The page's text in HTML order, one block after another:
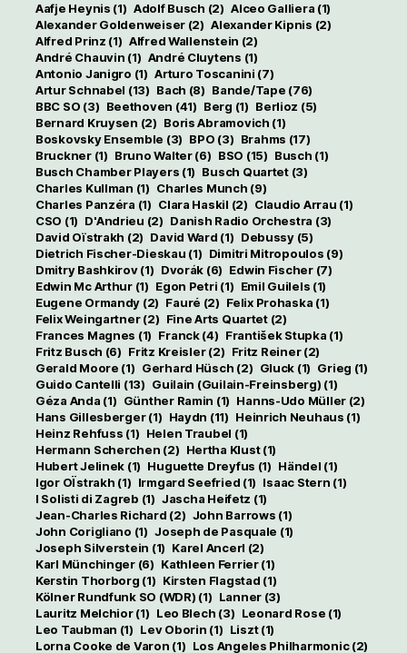
Aafje Heynis (1) Adolf Busch (2) Alceo Galliera (1)
Alexander Goldenweiser (2) Alexander Kipnis (2)
Alfred Prinz (1) Alfred Wallenstein (2)
André Chauvin (1) André Cluytens (1)
Antonio Janigro (1) Arturo Toscanini (7)
Artur Schnabel (13) Bach (8) Bande/Tape (76)
BBC SO (3) Beethoven (41) Berg (1) Berlioz (5)
Bernard Kruysen (2) Boris Abramovich (1)
Boskovsky Ensemble (3) BPO (3) Brahms (17)
Bruckner(1) Bruno Walter(6) BSO (15) Busch (1)
Busch Chamber Players (1) Busch Quartet(3)
Charles Kullman (1) Charles Munch (9)
Charles Panzéra (1) Clara Haskil (2) Claudio Arrau (1)
CSO (1) D'Andrieu (2) Danish Radio Orchestra (3)
David Oïstrakh (2) David Ward (1) Debussy(5)
Dietrich Fischer-Dieskau (1) Dimitri Mitropoulos (9)
Dmitry Bashkirov(1) Dvorák (6) Edwin Fischer(7)
Edwin Mc Arthur(1) Egon Petri (1) Emil Guilels (1)
Eugene Ormandy (2) Fauré (2) Felix Prohaska (1)
Felix Weingartner(2) Fine Arts Quartet(2)
Frances Magnes (1) Franck(4) František Stupka (1)
Fritz Busch (6) Fritz Kreisler(2) Fritz Reiner(2)
Gerald Moore (1) Gerhard Hüsch (2) Gluck (1) Grieg (1)
Guido Cantelli (13) Guilain (Guilain-Freinsberg) (1)
Géza Anda (1) Günther Ramin (1) Hanns-Udo Müller (2)
Hans Gillesberger(1) Haydn (11) Heinrich Neuhaus (1)
Heinz Rehfuss (1) Helen Traubel (1)
Hermann Scherchen (2) Hertha Klust(1)
Hubert Jelinek (1) Huguette Dreyfus (1) Händel (1)
Igor OÏstrakh (1) Irmgard Seefried (1) Isaac Stern (1)
I Solisti di Zagreb (1) Jascha Heifetz (1)
Jean-Charles Richard (2) John Barrows (1)
John Corigliano (1) Joseph de Pasquale (1)
Joseph Silverstein (1) Karel Ancerl (2)
Karl Münchinger(6) Kathleen Ferrier(1)
Kerstin Thorborg (1) Kirsten Flagstad (1)
Kölner Rundfunk SO (WDR) (1) Lanner (3)
Lauritz Melchior(1) Leo Blech (3) Leonard Rose (1)
Leo Taubman (1) Lev Oborin (1) Liszt(1)
Lorna Cooke de Varon (1) Los Angeles Philharmonic(2)